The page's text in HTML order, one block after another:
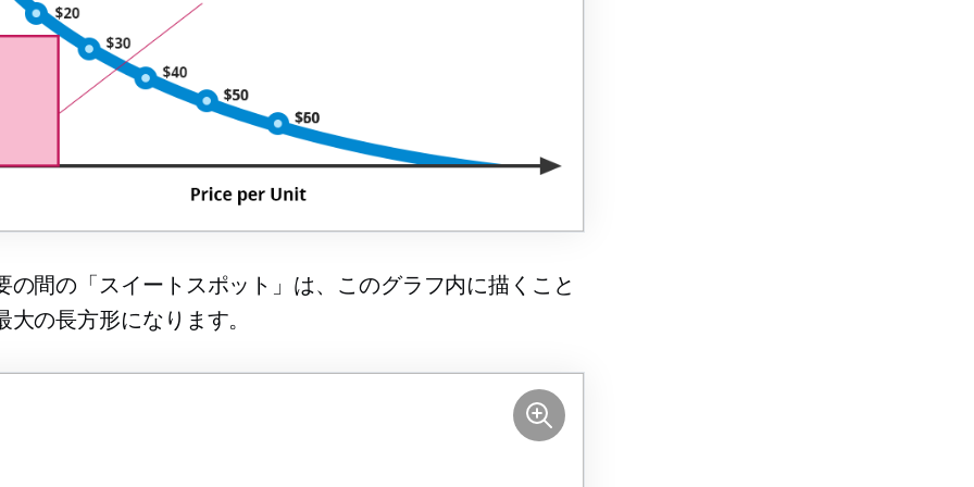
の間の「スイートスポット」は、このグラフ内に描くこと
大の長方形になります。